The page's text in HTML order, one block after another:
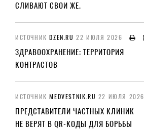
СЛИВАЮТ СВОИ ЖЕ.
ИСТОЧНИКDZEN.RU 22 ИЮЛЯ 2026
ЗДРАВООХРАНЕНИЕ: ТЕРРИТОРИЯ
КОНТРАСТОВ
ИСТОЧНИКMEDVESTNIK.RU 22 ИЮЛЯ 2026
ПРЕДСТАВИТЕЛИ ЧАСТНЫХ КЛИНИК
НЕ ВЕРЯТ В QR-КОДЫ ДЛЯ БОРЬБЫ